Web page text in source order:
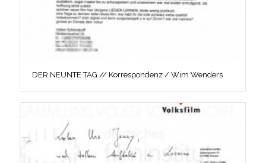
DER NEUNTE TAG // Korrespondenz / Wim Wenders